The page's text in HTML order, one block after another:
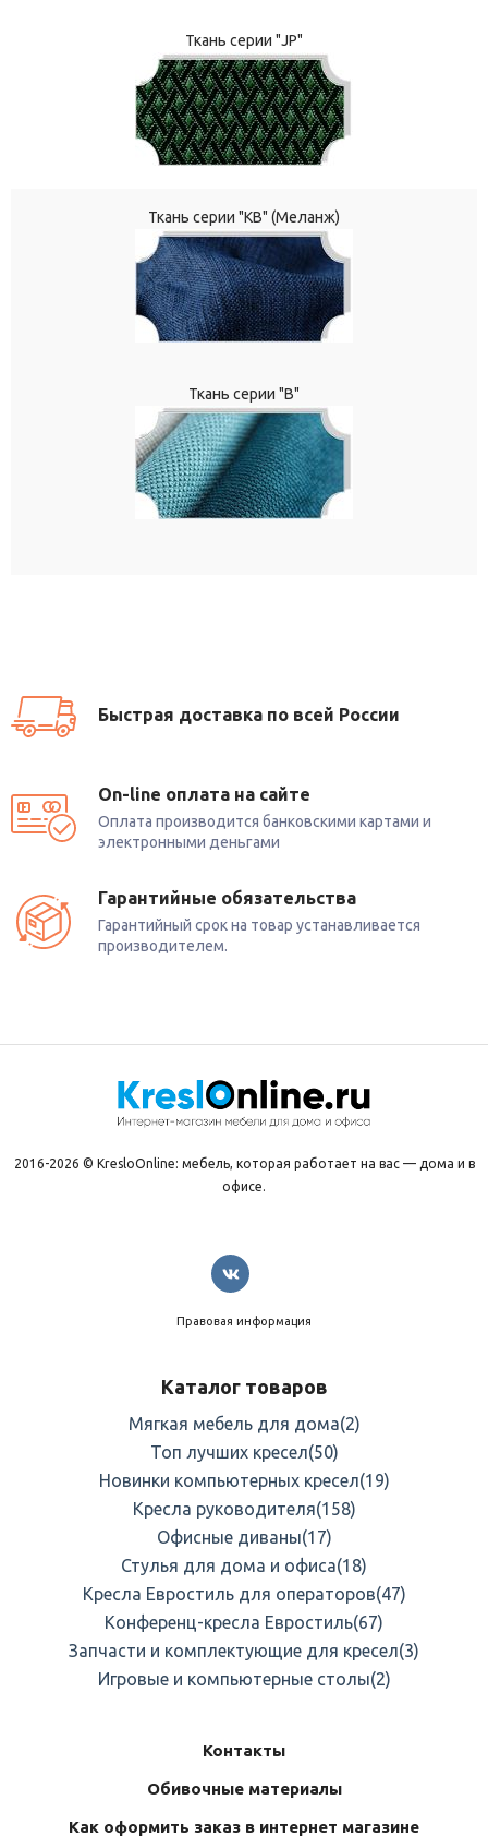
Ткань серии "JP"
Ткань серии "КВ" (Меланж)
Ткань серии "В"
Быстрая доставка по всей России
On-line оплата на сайте
Оплата производится банковскими картами и
электронными деньгами
Гарантийные обязательства
Гарантийный срок на товар устанавливается
производителем.
2016-2026 © KresloOnline: мебель, которая работает на вас — дома и в
офисе.
Правовая информация
Каталог товаров
Мягкая мебель для дома(2)
Топ лучших кресел(50)
Новинки компьютерных кресел(19)
Кресла руководителя(158)
Офисные диваны(17)
Стулья для дома и офиса(18)
Кресла Евростиль для операторов(47)
Конференц-кресла Евростиль(67)
Запчасти и комплектующие для кресел(3)
Игровые и компьютерные столы(2)
Контакты
Обивочные материалы
Как оформить заказ в интернет магазине